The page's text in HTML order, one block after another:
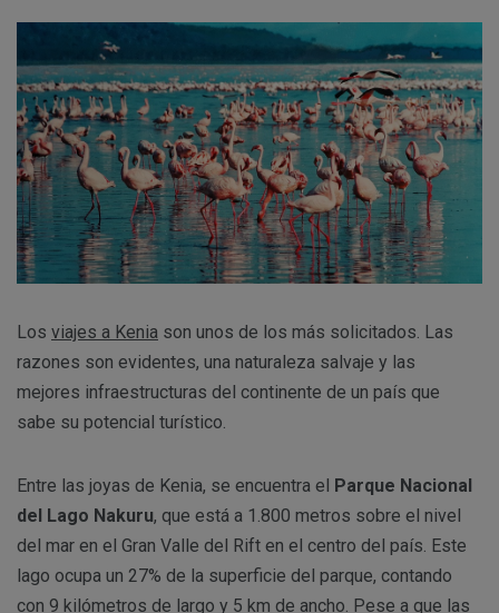
Los viajes a Kenia son unos de los más solicitados. Las
razones son evidentes, una naturaleza salvaje y las
mejores infraestructuras del continente de un país que
sabe su potencial turístico.
Entre las joyas de Kenia, se encuentra el
Parque Nacional
del Lago Nakuru, que está a 1.800 metros sobre el nivel
del mar en el Gran Valle del Rift en el centro del país. Este
lago ocupa un 27% de la superficie del parque, contando
con 9 kilómetros de largo y 5 km de ancho. Pese a que las